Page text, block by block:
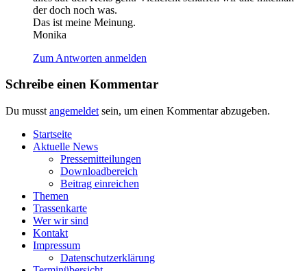
der doch noch was.
Das ist mei­ne Meinung.
Monika
Zum Antworten anmelden
Schreibe einen Kommentar
Du musst angemeldet sein, um einen Kommentar abzugeben.
Start­sei­te
Aktu­el­le News
Pres­se­mit­tei­lun­gen
Down­load­be­reich
Bei­trag einreichen
The­men
Tras­sen­kar­te
Wer wir sind
Kon­takt
Impres­sum
Daten­schutz­er­klä­rung